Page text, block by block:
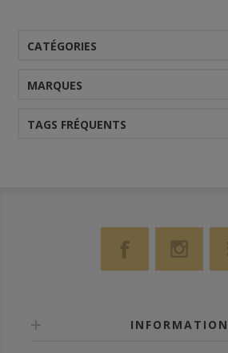
CATÉGORIES
MARQUES
TAGS FRÉQUENTS
INFORMATION